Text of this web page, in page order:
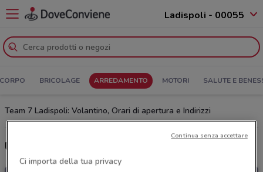
Ladispoli - 00055
BRICOLAGE ARREDAMENTO MOTORI SALUTE E
Team 7 Ladispoli: Volantino, Orari di apertura e Indirizzi
Ultime offerte del volantino Team 7
Ci importa della tua privacy
Continua senza accettare